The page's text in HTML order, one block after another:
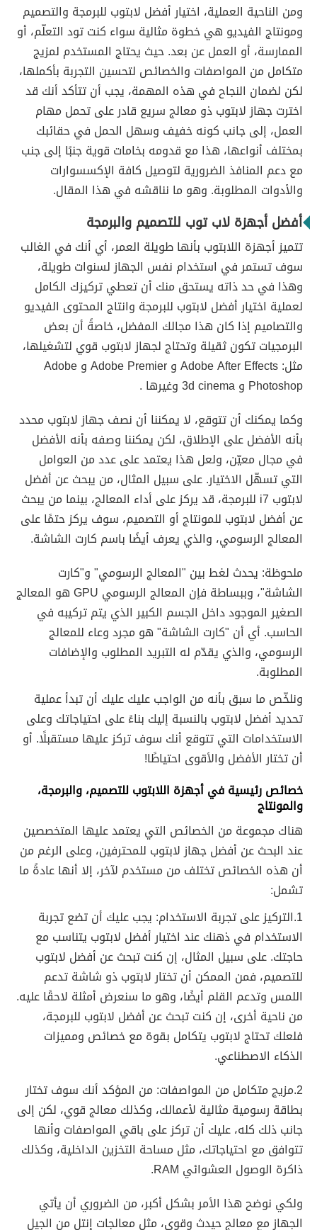
ومن الناحية العملية، اختيار أفضل لابتوب للبرمجة والتصميم
ومونتاج الفيديو هي خطوة مثالية سواء كنت تود التعلّم، أو
الممارسة، أو العمل عن بعد. حيث يحتاج المستخدم لمزيج
متكامل من المواصفات والخصائص لتحسين التجربة بأكملها،
لكن لضمان النجاح في هذه المهمة، يجب أن تتأكد أنك قد
اخترت جهاز لابتوب ذو معالج سريع قادر على تحمل مهام
العمل، إلى جانب كونه خفيف وسهل الحمل في حقائبك
بمختلف أنواعها، هذا مع قدومه بخامات قوية جنبًا إلى جنب
مع دعم المنافذ الضرورية لتوصيل كافة الإكسسوارات
والأدوات المطلوبة. وهو ما نناقشه في هذا المقال.
أفضل أجهزة لاب توب للتصميم والبرمجة
تتميز أجهزة اللابتوب بأنها طويلة العمر، أي أنك في الغالب
سوف تستمر في استخدام نفس الجهاز لسنوات طويلة،
وهذا في حد ذاته يستحق منك أن تعطي تركيزك الكامل
لعملية اختيار أفضل لابتوب للبرمجة وانتاج المحتوى الفيديو
والتصاميم إذا كان هذا مجالك المفضل، خاصةً أن بعض
البرمجيات تكون ثقيلة وتحتاج لجهاز لابتوب قوي لتشغيلها،
مثل: Adobe After Effects و Adobe Premier و Adobe
Photoshop و 3d cinema وغيرها .
وكما يمكنك أن تتوقع، لا يمكننا أن نصف جهاز لابتوب محدد
بأنه الأفضل على الإطلاق، لكن يمكننا وصفه بأنه الأفضل
في مجال معيّن، ولعل هذا يعتمد على عدد من العوامل
التي تسهّل الاختيار. على سبيل المثال، من يبحث عن أفضل
لابتوب i7 للبرمجة، قد يركز على أداء المعالج، بينما من يبحث
عن أفضل لابتوب للمونتاج أو التصميم، سوف يركز حتمًا على
المعالج الرسومي، والذي يعرف أيضًا باسم كارت الشاشة.
ملحوظة: يحدث لغط بين "المعالج الرسومي" و"كارت
الشاشة"، وببساطة فإن المعالج الرسومي GPU هو المعالج
الصغير الموجود داخل الجسم الكبير الذي يتم تركيبه في
الحاسب. أي أن "كارت الشاشة" هو مجرد وعاء للمعالج
الرسومي، والذي يقدّم له التبريد المطلوب والإضافات
المطلوبة.
ونلخّص ما سبق بأنه من الواجب عليك عليك أن تبدأ عملية
تحديد أفضل لابتوب بالنسبة إليك بناءً على احتياجاتك وعلى
الاستخدامات التي تتوقع أنك سوف تركز عليها مستقبلًا. أو
أن تختار الأفضل والأقوى احتياطًا!
خصائص رئيسية في أجهزة اللابتوب للتصميم، والبرمجة،
والمونتاج
هناك مجموعة من الخصائص التي يعتمد عليها المتخصصين
عند البحث عن أفضل جهاز لابتوب للمحترفين، وعلى الرغم من
أن هذه الخصائص تختلف من مستخدم لآخر، إلا أنها عادةً ما
تشمل:
1.التركيز على تجربة الاستخدام: يجب عليك أن تضع تجربة
الاستخدام في ذهنك عند اختيار أفضل لابتوب يتناسب مع
حاجتك. على سبيل المثال، إن كنت تبحث عن أفضل لابتوب
للتصميم، فمن الممكن أن تختار لابتوب ذو شاشة تدعم
اللمس وتدعم القلم أيضًا، وهو ما سنعرض أمثلة لاحقًا عليه.
من ناحية أخرى، إن كنت تبحث عن أفضل لابتوب للبرمجة،
فلعلك تحتاج لابتوب يتكامل بقوة مع خصائص ومميزات
الذكاء الاصطناعي.
2.مزيج متكامل من المواصفات:
من المؤكد أنك سوف تختار
بطاقة رسومية مثالية لأعمالك، وكذلك معالج قوي، لكن إلى
جانب ذلك كله، عليك أن تركز على باقي المواصفات وأنها
تتوافق مع احتياجاتك، مثل مساحة التخزين الداخلية، وكذلك
ذاكرة الوصول العشوائي RAM.
ولكي نوضح هذا الأمر بشكل أكبر، من الضروري أن يأتي
الجهاز مع معالج حيدث وقوي، مثل معالجات إنتل من الجيل